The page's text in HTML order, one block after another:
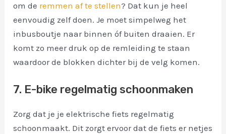
om de remmen af te stellen? Dat kun je heel
eenvoudig zelf doen. Je moet simpelweg het
inbusboutje naar binnen óf buiten draaien. Er
komt zo meer druk op de remleiding te staan
waardoor de blokken dichter bij de velg komen.
7. E-bike regelmatig schoonmaken
Zorg dat je je elektrische fiets regelmatig
schoonmaakt. Dit zorgt ervoor dat de fiets er netjes